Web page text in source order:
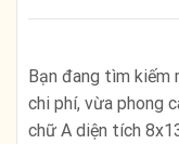
Bạn đang tìm
chi phí, vừa phong
chữ A diện tích